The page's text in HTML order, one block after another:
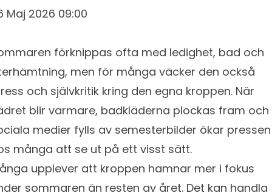
Maj 2026 09:00
förknippas ofta med ledighet, bad och
men för många väcker den också
och självkritik kring den egna kroppen. När
blir varmare, badkläderna plockas fram och
medier fylls av semesterbilder ökar pressen
många att se ut på ett visst sätt.
upplever att kroppen hamnar mer i fokus
sommaren än resten av året. Det kan handla